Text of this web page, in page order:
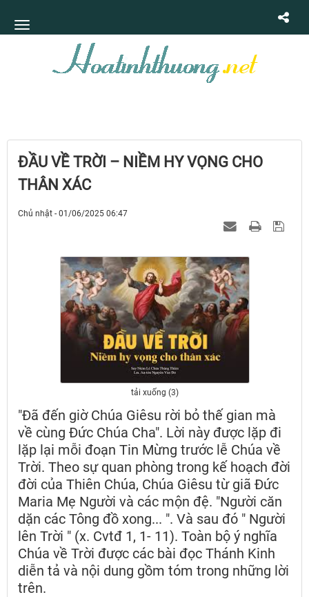
ĐẦU VỀ TRỜI – NIỀM HY VỌNG CHO
THÂN XÁC
Chủ nhật - 01/06/2025 06:47
tải xuống (3)
"Đã đến giờ Chúa Giêsu rời bỏ thế gian mà
về cùng Đức Chúa Cha". Lời này được lặp đi
lặp lại mỗi đoạn Tin Mừng trước lễ Chúa về
Trời. Theo sự quan phòng trong kế hoạch đời
đời của Thiên Chúa, Chúa Giêsu từ giã Đức
Maria Mẹ Người và các mộn đệ. "Người căn
dặn các Tông đồ xong... ". Và sau đó " Người
lên Trời " (x. Cvtđ 1, 1- 11). Toàn bộ ý nghĩa
Chúa về Trời được các bài đọc Thánh Kinh
diễn tả và nội dung gồm tóm trong những lời
trên.